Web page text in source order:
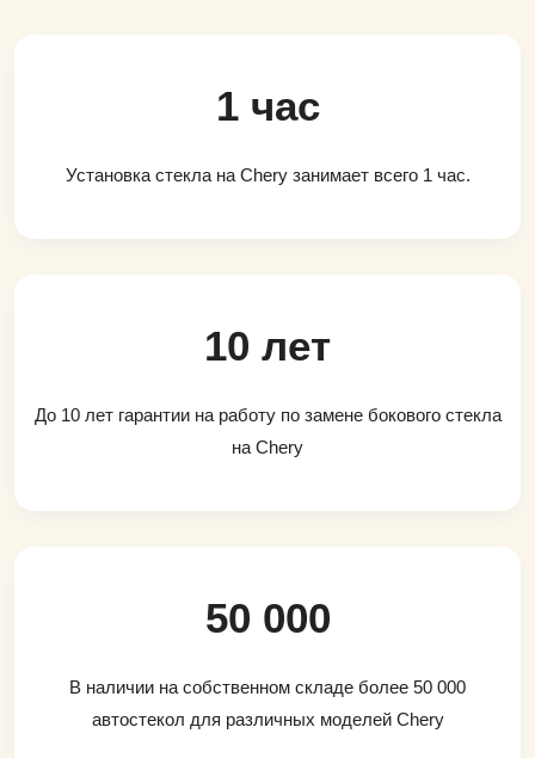
1 час
Установка стекла на Chery занимает всего 1 час.
10 лет
До 10 лет гарантии на работу по замене бокового стекла
на Chery
50 000
В наличии на собственном складе более 50 000
автостекол для различных моделей Chery